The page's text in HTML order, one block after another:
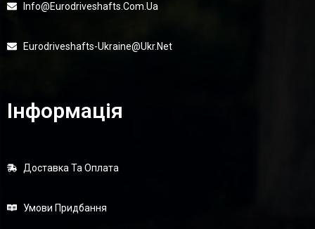
Info@eurodriveshafts.com.ua
Eurodriveshafts-Ukraine@ukr.net
Інформація
Доставка Та Оплата
Умови Придбання